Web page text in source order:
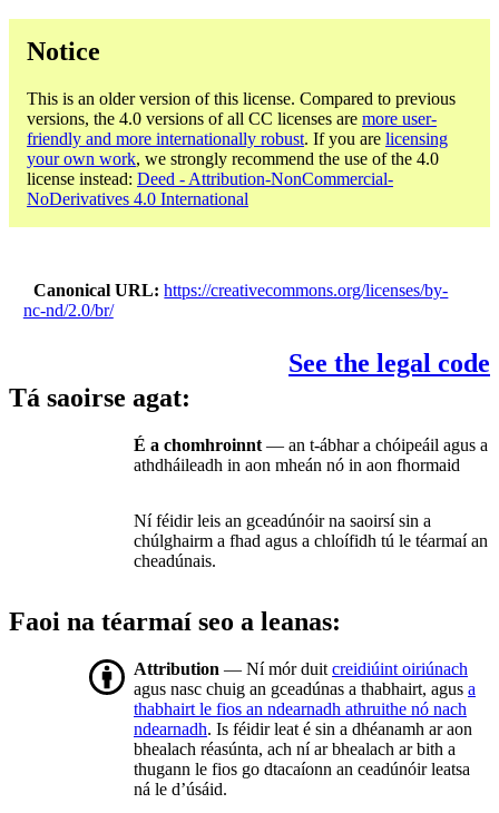
Notice
This is an older version of this license. Compared to previous
versions, the 4.0 versions of all CC licenses are more user-
friendly and more internationally robust. If you are licensing
your own work, we strongly recommend the use of the 4.0
license instead: Deed - Attribution-NonCommercial-
NoDerivatives 4.0 International
Canonical URL
https://creativecommons.org/licenses/by-
nc-nd/2.0/br/
See the legal code
Tá saoirse agat:
É a chomhroinnt — an t-ábhar a chóipeáil agus a
athdháileadh in aon mheán nó in aon fhormaid
Ní féidir leis an gceadúnóir na saoirsí sin a
chúlghairm a fhad agus a chloífidh tú le téarmaí an
cheadúnais.
Faoi na téarmaí seo a leanas:
Attribution — Ní mór duit creidiúint oiriúnach
agus nasc chuig an gceadúnas a thabhairt, agus a
thabhairt le fios an ndearnadh athruithe nó nach
ndearnadh. Is féidir leat é sin a dhéanamh ar aon
bhealach réasúnta, ach ní ar bhealach ar bith a
thugann le fios go dtacaíonn an ceadúnóir leatsa
ná le d’úsáid.